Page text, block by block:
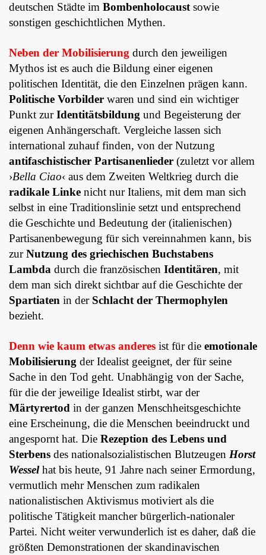
deutschen Städte im Bombenholocaust sowie
sonstigen geschichtlichen Mythen.
Neben der Mobilisierung durch den jeweiligen
Mythos ist es auch die Bildung einer eigenen
politischen Identität, die den Einzelnen prägen kann.
Politische Vorbilder waren und sind ein wichtiger
Punkt zurIdentitätsbildung und Begeisterung der
eigenen Anhängerschaft. Vergleiche lassen sich
international zuhauf finden, von der Nutzung
antifaschistischer Partisanenlieder (zuletzt vor allem
›Bella Ciao‹ aus dem Zweiten Weltkrieg durch die
radikale Linke nicht nur Italiens, mit dem man sich
selbst in eine Traditionslinie setzt und entsprechend
die Geschichte und Bedeutung der (italienischen)
Partisanenbewegung für sich vereinnahmen kann, bis
zurNutzung des griechischen Buchstabens
Lambda durch die französischen Identitären, mit
dem man sich direkt sichtbar auf die Geschichte der
Spartiaten in der Schlacht der Thermophylen
bezieht.
Denn wie kaum etwas anderes ist für die emotionale
Mobilisierung der Idealist geeignet, der für seine
Sache in den Tod geht. Unabhängig von der Sache,
für die der jeweilige Idealist stirbt, war der
Märtyrertod in der ganzen Menschheitsgeschichte
eine Erscheinung, die die Menschen beeindruckt und
angespornt hat. Die Rezeption des Lebens und
Sterbens des nationalsozialistischen Blutzeugen Horst
Wesselhat bis heute, 91 Jahre nach seiner Ermordung,
vermutlich mehr Menschen zum radikalen
nationalistischen Aktivismus motiviert als die
politische Tätigkeit mancher bürgerlich-nationaler
Partei. Nicht weiter verwunderlich ist es daher, daß die
größten Demonstrationen der skandinavischen